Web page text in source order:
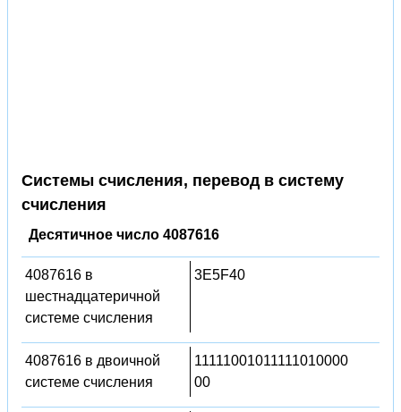
Системы счисления, перевод в систему
счисления
Десятичное число 4087616
4087616 в
шестнадцатеричной
системе счисления
3E5F40
4087616 в двоичной
системе счисления
11111001011111010000
00